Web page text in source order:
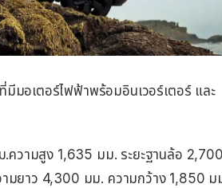
มอเตอร์ไฟฟ้าพร้อมอินเวอร์เตอร์ และ
วามสูง 1,635 มม. ระยะฐานล้อ 2,700
มยาว 4,300 มม. ความกว้าง 1,850 ม